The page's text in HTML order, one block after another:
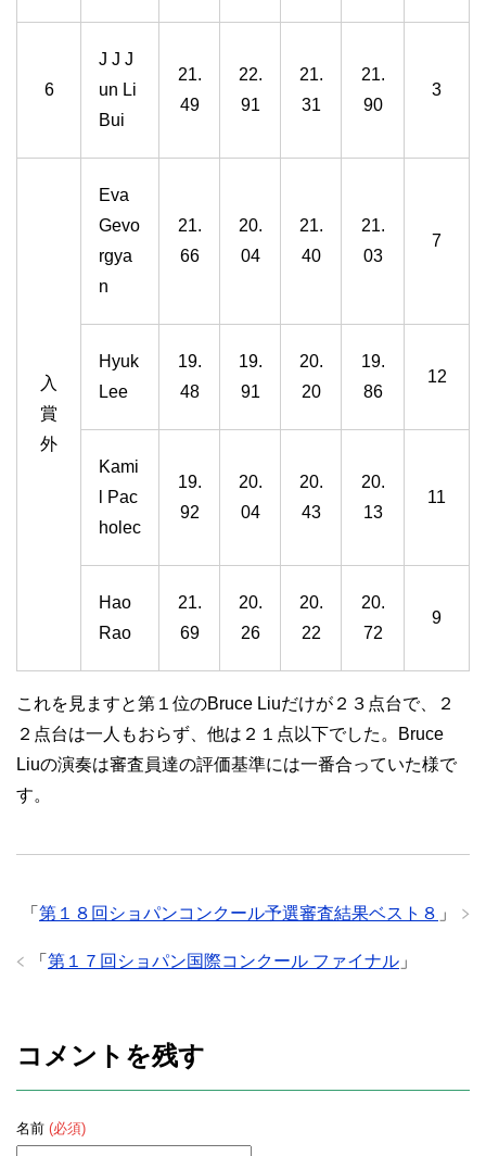
6
J J J
un Li
Bui
21.
49
22.
91
21.
31
21.
90
3
入
賞
外
Eva
Gevo
rgya
n
21.
66
20.
04
21.
40
21.
03
7
Hyuk
Lee
19.
48
19.
91
20.
20
19.
86
12
Kami
l Pac
holec
19.
92
20.
04
20.
43
20.
13
11
Hao
Rao
21.
69
20.
26
20.
22
20.
72
9
これを見ますと第１位のBruce Liuだけが２３点台で、２
２点台は一人もおらず、他は２１点以下でした。Bruce
Liuの演奏は審査員達の評価基準には一番合っていた様で
す。
「 第１８回ショパンコンクール予選審査結果ベスト８ 」
「 第１７回ショパン国際コンクール ファイナル 」
コメントを残す
名前 (必須)